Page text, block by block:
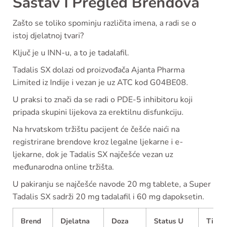
Zašto se toliko spominju različita imena, a radi se o
istoj djelatnoj tvari?
Ključ je u INN-u, a to je tadalafil.
Tadalis SX dolazi od proizvođača Ajanta Pharma
Limited iz Indije i vezan je uz ATC kod G04BE08.
U praksi to znači da se radi o PDE-5 inhibitoru koji
pripada skupini lijekova za erektilnu disfunkciju.
Na hrvatskom tržištu pacijent će češće naići na
registrirane brendove kroz legalne ljekarne i e-
ljekarne, dok je Tadalis SX najčešće vezan uz
međunarodna online tržišta.
U pakiranju se najčešće navode 20 mg tablete, a Super
Tadalis SX sadrži 20 mg tadalafil i 60 mg dapoksetin.
Brend
Djelatna
Doza
Status U
Tip